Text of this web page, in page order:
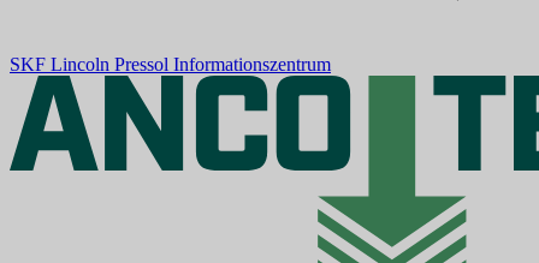
SKF Lincoln Pressol Informationszentrum